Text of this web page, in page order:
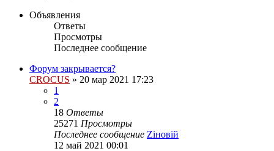
Объявления
Ответы
Просмотры
Последнее сообщение
Форум закрывается?
CROCUS » 20 мар 2021 17:23
1
2
18 Ответы
25271 Просмотры
Последнее сообщение Zіновій
12 май 2021 00:01